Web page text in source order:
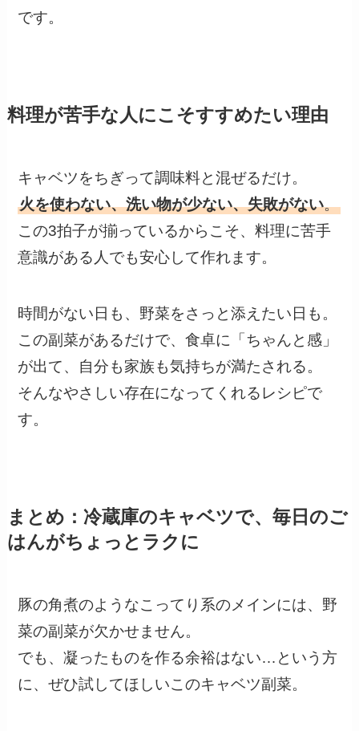
です。
料理が苦手な人にこそすすめたい理由
キャベツをちぎって調味料と混ぜるだけ。
火を使わない、洗い物が少ない、失敗がない。
この3拍子が揃っているからこそ、料理に苦手
意識がある人でも安心して作れます。
時間がない日も、野菜をさっと添えたい日も。
この副菜があるだけで、食卓に「ちゃんと感」
が出て、自分も家族も気持ちが満たされる。
そんなやさしい存在になってくれるレシピで
す。
まとめ：冷蔵庫のキャベツで、毎日のご
はんがちょっとラクに
豚の角煮のようなこってり系のメインには、野
菜の副菜が欠かせません。
でも、凝ったものを作る余裕はない…という方
に、ぜひ試してほしいこのキャベツ副菜。